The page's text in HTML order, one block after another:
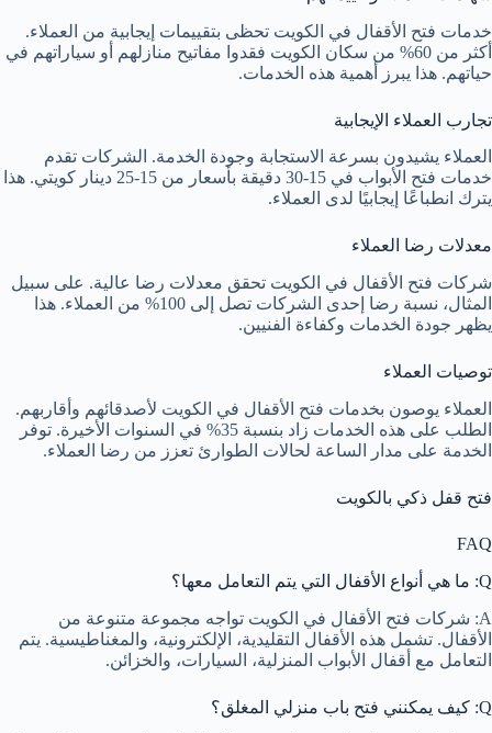
خدمات فتح الأقفال في الكويت تحظى بتقييمات إيجابية من العملاء.
أكثر من 60% من سكان الكويت فقدوا مفاتيح منازلهم أو سياراتهم في
حياتهم. هذا يبرز أهمية هذه الخدمات.
تجارب العملاء الإيجابية
العملاء يشيدون بسرعة الاستجابة وجودة الخدمة. الشركات تقدم
خدمات فتح الأبواب في 15-30 دقيقة بأسعار من 15-25 دينار كويتي. هذا
يترك انطباعًا إيجابيًا لدى العملاء.
معدلات رضا العملاء
شركات فتح الأقفال في الكويت تحقق معدلات رضا عالية. على سبيل
المثال، نسبة رضا إحدى الشركات تصل إلى 100% من العملاء. هذا
يظهر جودة الخدمات وكفاءة الفنيين.
توصيات العملاء
العملاء يوصون بخدمات فتح الأقفال في الكويت لأصدقائهم وأقاربهم.
الطلب على هذه الخدمات زاد بنسبة 35% في السنوات الأخيرة. توفر
الخدمة على مدار الساعة لحالات الطوارئ تعزز من رضا العملاء.
فتح قفل ذكي بالكويت
FAQ
Q: ما هي أنواع الأقفال التي يتم التعامل معها؟
A: شركات فتح الأقفال في الكويت تواجه مجموعة متنوعة من
الأقفال. تشمل هذه الأقفال التقليدية، الإلكترونية، والمغناطيسية. يتم
التعامل مع أقفال الأبواب المنزلية، السيارات، والخزائن.
Q: كيف يمكنني فتح باب منزلي المغلق؟